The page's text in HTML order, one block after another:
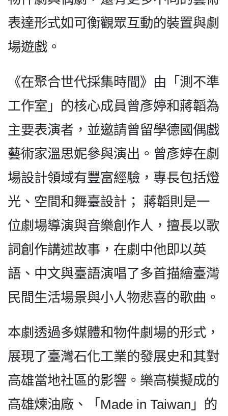
表達形式如可衡觀眾互動的裝置與劇
場遊戲。
《在聚合世代採集時間》由「測不準
工作室」的核心成員曾彥婷和蔣韜為
主要表演者，並邀請曾留學德國偶戲
藝術家溫思妮參與演出。曾彥婷在劇
場設計領域有豐富經驗，專長包括燈
光、空間和舞臺設計； 蔣韜則是一
位劇場導演與音樂創作人，擅長以歌
詞創作講述故事，在劇中他即以英
語、中文與臺語演唱了多首描繪臺灣
民間生活場景與小人物悲喜的歌曲。
本劇透過多媒體和物件劇場的形式，
展現了臺灣石化工業的發展史和其對
高雄當地社區的影響。樂高模擬成的
高雄煉油廠、「Made in Taiwan」的